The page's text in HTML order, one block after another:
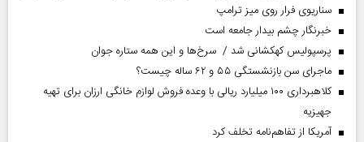
سناریوی فرار روی میز ترامپ
خبرنگار چشم بیدار جامعه است
پرسپولیس کهکشانی شد / سرخ‌ها و این همه ستاره جوان
ماجرای سن بازنشستگی ۵۵ و ۶۲ ساله چیست؟
کلاهبرداری ۱۰۰ میلیارد ریالی با وعده فروش لوازم خانگی ارزان برای تهیه
جهیزیه
آمریکا از تفاهم‌نامه تخلف کرد